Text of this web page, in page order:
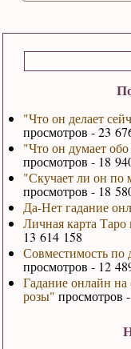
"Что он делает
просмотров - 23
"Что он думает
просмотров - 18
"Скучает ли он по
просмотров - 18
Да-Нет гадание
Личная карта
13 614 158
Совместимость по
просмотров - 12
Гадание онлайн
розы" просмотров